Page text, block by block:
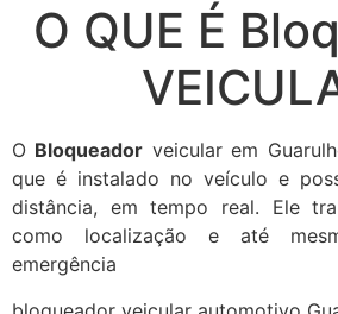
O QUE É
O Bloqueador veicular em
que é instalado no veículo e
distância, em tempo real. Ele
como localização e até
emergência